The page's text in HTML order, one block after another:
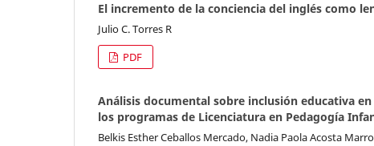
El incremento de la conciencia del inglés como
Julio C. Torres R
PDF
Análisis documental sobre inclusión educativa
los programas de Licenciatura en Pedagogía
Belkis Esther Ceballos Mercado, Nadia Paola Acosta